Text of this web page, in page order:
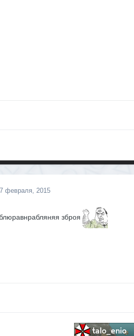
февраля, 2015
зброя